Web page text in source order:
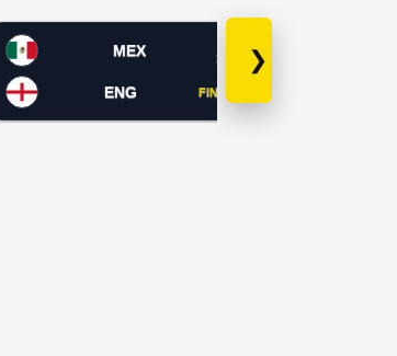
MEX
19:00 HS
ENG FINALIZADO
❯